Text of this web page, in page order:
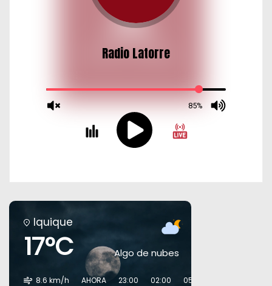
Iquique
17°C Algo de nubes
8.6 km/h
AHORA 23:00 02:00 05:00